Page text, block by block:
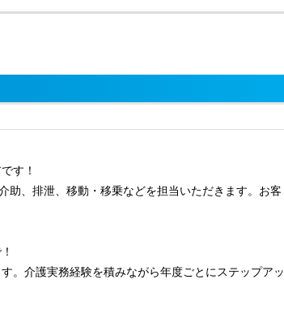
す！
助、排泄、移動・移乗などを担当いただきます。お客
介護実務経験を積みながら年度ごとにステップアッ